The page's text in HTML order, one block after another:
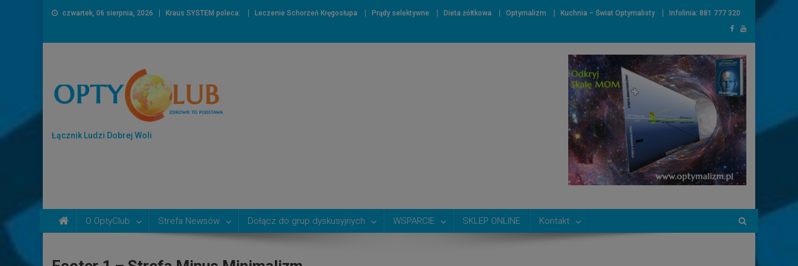
czwartek, 06 sierpnia, 2026 Kraus SYSTEM poleca: Leczenie Schorzeń Kręgosłupa Prądy selektywne Dieta żółtkowa Optymalizm Kuchnia – Świat Optymalisty Infolinia: 881 777 320
Łącznik Ludzi Dobrej Woli
O OptyClub Strefa Newsów Dołącz do grup dyskusyjnych WSPARCIE SKLEP ONLINE Kontakt